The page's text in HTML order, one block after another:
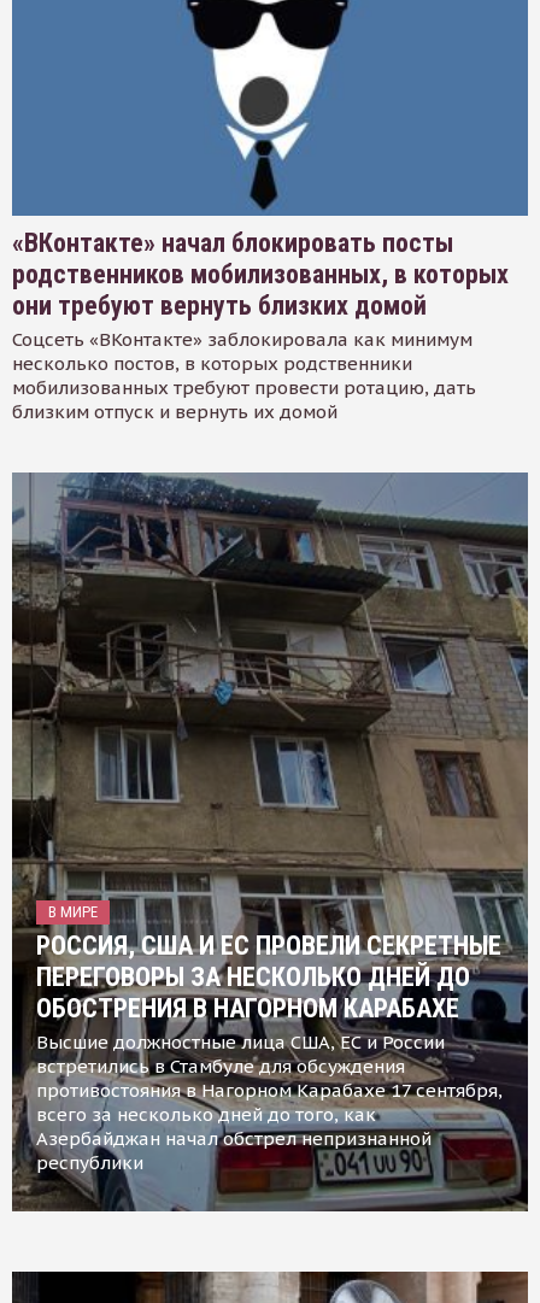
«ВКонтакте» начал блокировать посты
родственников мобилизованных, в которых
они требуют вернуть близких домой
Соцсеть «ВКонтакте» заблокировала как минимум
несколько постов, в которых родственники
мобилизованных требуют провести ротацию, дать
близким отпуск и вернуть их домой
В МИРЕ
РОССИЯ, США И ЕС ПРОВЕЛИ СЕКРЕТНЫЕ
ПЕРЕГОВОРЫ ЗА НЕСКОЛЬКО ДНЕЙ ДО
ОБОСТРЕНИЯ В НАГОРНОМ КАРАБАХЕ
Высшие должностные лица США, ЕС и России
встретились в Стамбуле для обсуждения
противостояния в Нагорном Карабахе 17 сентября,
всего за несколько дней до того, как
Азербайджан начал обстрел непризнанной
республики